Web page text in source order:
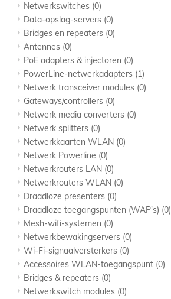
Netwerkswitches (0)
Data-opslag-servers (0)
Bridges en repeaters (0)
Antennes (0)
PoE adapters & injectoren (0)
PowerLine-netwerkadapters (1)
Netwerk transceiver modules (0)
Gateways/controllers (0)
Netwerk media converters (0)
Netwerk splitters (0)
Netwerkkaarten WLAN (0)
Netwerk Powerline (0)
Netwerkrouters LAN (0)
Netwerkrouters WLAN (0)
Draadloze presenters (0)
Draadloze toegangspunten (WAP's) (0)
Mesh-wifi-systemen (0)
Netwerkbewakingservers (0)
Wi-Fi-signaalversterkers (0)
Accessoires WLAN-toegangspunt (0)
Bridges & repeaters (0)
Netwerkswitch modules (0)